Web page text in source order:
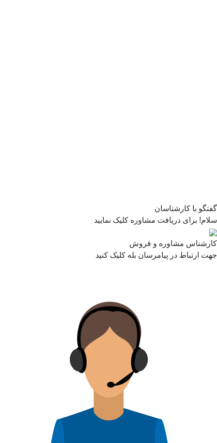
گفتگو با کارشناسان
سلام! برای دریافت مشاوره کلیک نمایید
کارشناس مشاوره و فروش
جهت ارتباط در پیامرسان بله کلیک کنید